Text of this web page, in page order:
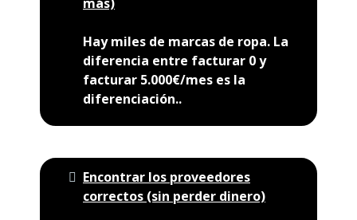
Hay miles de marcas de ropa. La
diferencia entre facturar 0 y
facturar 5.000€/mes es la
diferenciación..
Encontrar los proveedores
correctos (sin perder dinero)